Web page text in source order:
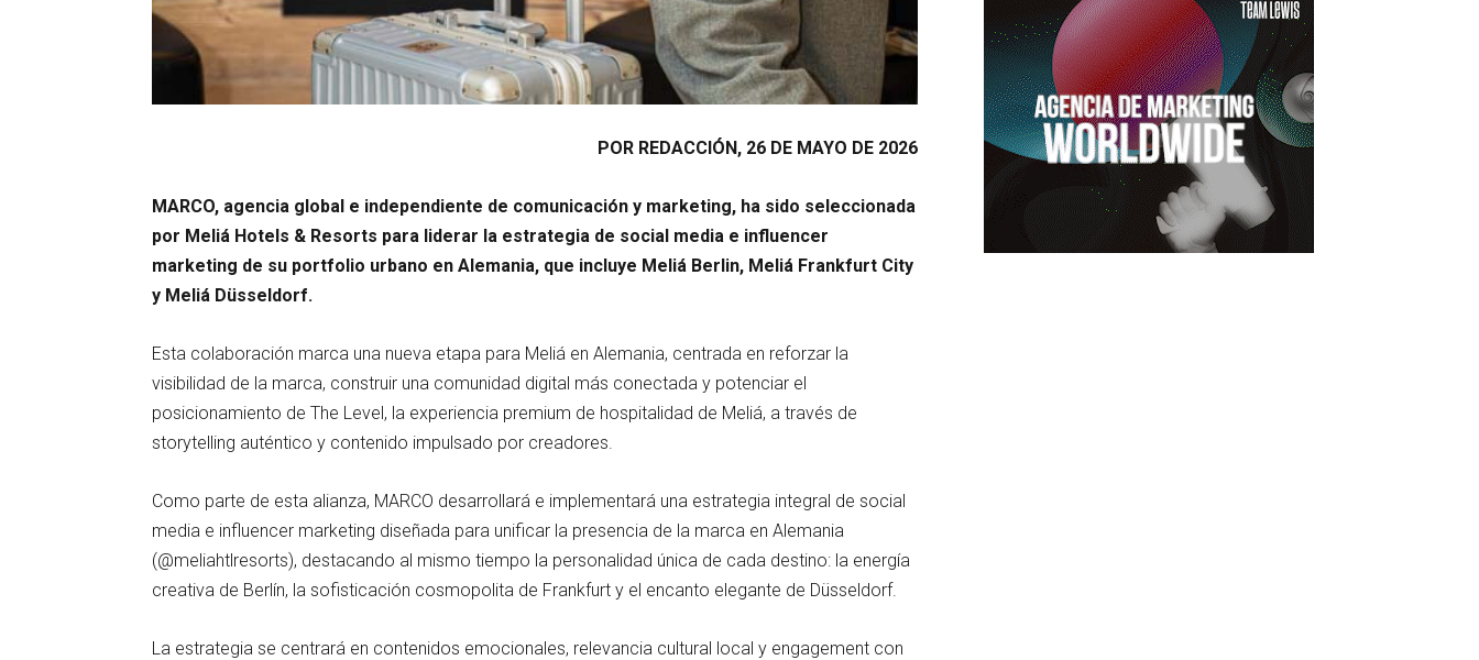
POR REDACCIÓN, 26 DE MAYO DE 2026
MARCO, agencia global e independiente de comunicación y marketing, ha sido seleccionada
por Meliá Hotels & Resorts para liderar la estrategia de social media e influencer
marketing de su portfolio urbano en Alemania, que incluye Meliá Berlin, Meliá Frankfurt City
y Meliá Düsseldorf.
Esta colaboración marca una nueva etapa para Meliá en Alemania, centrada en reforzar la
visibilidad de la marca, construir una comunidad digital más conectada y potenciar el
posicionamiento de The Level, la experiencia premium de hospitalidad de Meliá, a través de
storytelling auténtico y contenido impulsado por creadores.
Como parte de esta alianza, MARCO desarrollará e implementará una estrategia integral de social
media e influencer marketing diseñada para unificar la presencia de la marca en Alemania
(@meliahtlresorts), destacando al mismo tiempo la personalidad única de cada destino: la energía
creativa de Berlín, la sofisticación cosmopolita de Frankfurt y el encanto elegante de Düsseldorf.
La estrategia se centrará en contenidos emocionales, relevancia cultural local y engagement con